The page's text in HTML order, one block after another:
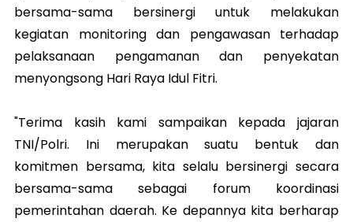
bersama-sama bersinergi untuk melakukan
kegiatan monitoring dan pengawasan terhadap
pelaksanaan pengamanan dan penyekatan
menyongsong Hari Raya Idul Fitri.
"Terima kasih kami sampaikan kepada jajaran
TNI/Polri. Ini merupakan suatu bentuk dan
komitmen bersama, kita selalu bersinergi secara
bersama-sama sebagai forum koordinasi
pemerintahan daerah. Ke depannya kita berharap